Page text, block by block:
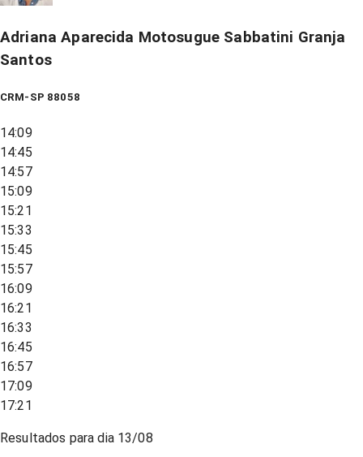
Adriana Aparecida Motosugue Sabbatini Granja
Santos
CRM-SP 88058
14:09
14:45
14:57
15:09
15:21
15:33
15:45
15:57
16:09
16:21
16:33
16:45
16:57
17:09
17:21
Resultados para dia 13/08